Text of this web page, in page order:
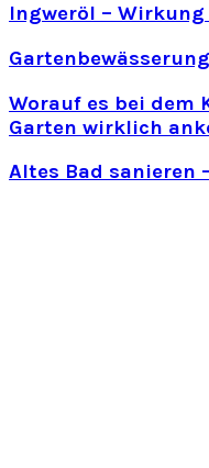
Ingweröl –
Worauf es bei dem
Garten wirklich
Altes Bad sanieren